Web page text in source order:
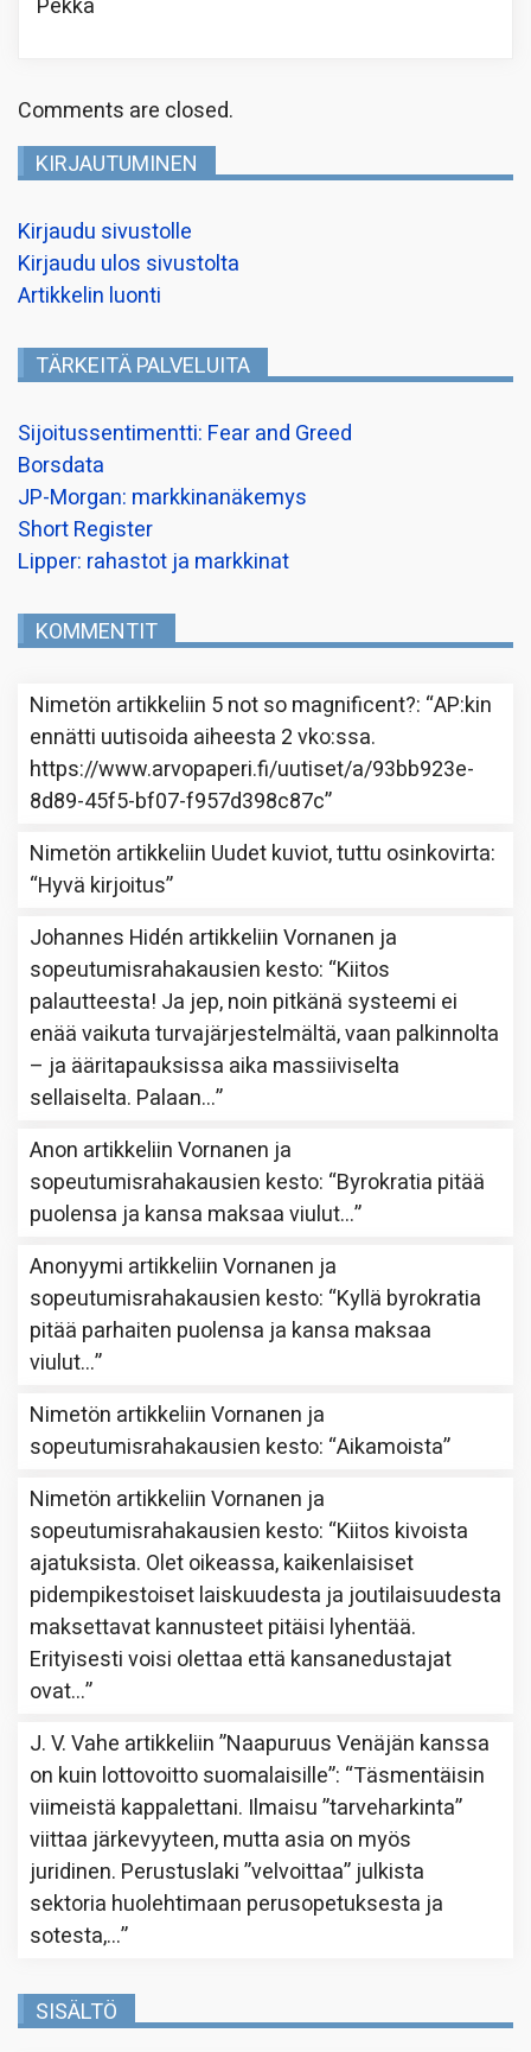
Pekka
Comments are closed.
KIRJAUTUMINEN
Kirjaudu sivustolle
Kirjaudu ulos sivustolta
Artikkelin luonti
TÄRKEITÄ PALVELUITA
Sijoitussentimentti: Fear and Greed
Borsdata
JP-Morgan: markkinanäkemys
Short Register
Lipper: rahastot ja markkinat
KOMMENTIT
Nimetön artikkeliin 5 not so magnificent?: “AP:kin
ennätti uutisoida aiheesta 2 vko:ssa.
https://www.arvopaperi.fi/uutiset/a/93bb923e-
8d89-45f5-bf07-f957d398c87c”
Nimetön artikkeliin Uudet kuviot, tuttu osinkovirta:
“Hyvä kirjoitus”
Johannes Hidén artikkeliinVornanen ja
sopeutumisrahakausien kesto: “Kiitos
palautteesta! Ja jep, noin pitkänä systeemi ei
enää vaikuta turvajärjestelmältä, vaan palkinnolta
– ja ääritapauksissa aika massiiviselta
sellaiselta. Palaan…”
Anon artikkeliinVornanen ja
sopeutumisrahakausien kesto: “Byrokratia pitää
puolensa ja kansa maksaa viulut…”
Anonyymi artikkeliinVornanen ja
sopeutumisrahakausien kesto: “Kyllä byrokratia
pitää parhaiten puolensa ja kansa maksaa
viulut…”
Nimetön artikkeliinVornanen ja
sopeutumisrahakausien kesto: “Aikamoista”
Nimetön artikkeliinVornanen ja
sopeutumisrahakausien kesto: “Kiitos kivoista
ajatuksista. Olet oikeassa, kaikenlaisiset
pidempikestoiset laiskuudesta ja joutilaisuudesta
maksettavat kannusteet pitäisi lyhentää.
Erityisesti voisi olettaa että kansanedustajat
ovat…”
J. V. Vahe artikkeliin”Naapuruus Venäjän kanssa
on kuin lottovoitto suomalaisille”: “Täsmentäisin
viimeistä kappalettani. Ilmaisu ”tarveharkinta”
viittaa järkevyyteen, mutta asia on myös
juridinen. Perustuslaki ”velvoittaa” julkista
sektoria huolehtimaan perusopetuksesta ja
sotesta,…”
SISÄLTÖ